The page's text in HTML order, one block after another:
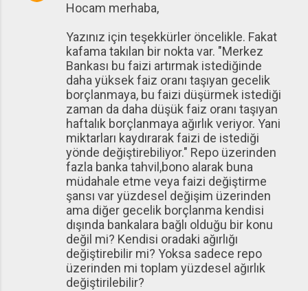
Hocam merhaba,
Yazınız için teşekkürler öncelikle. Fakat
kafama takılan bir nokta var. "Merkez
Bankası bu faizi artırmak istediğinde
daha yüksek faiz oranı taşıyan gecelik
borçlanmaya, bu faizi düşürmek istediği
zaman da daha düşük faiz oranı taşıyan
haftalık borçlanmaya ağırlık veriyor. Yani
miktarları kaydırarak faizi de istediği
yönde değiştirebiliyor." Repo üzerinden
fazla banka tahvil,bono alarak buna
müdahale etme veya faizi değiştirme
şansı var yüzdesel değişim üzerinden
ama diğer gecelik borçlanma kendisi
dışında bankalara bağlı olduğu bir konu
değil mi? Kendisi oradaki ağırlığı
değiştirebilir mi? Yoksa sadece repo
üzerinden mi toplam yüzdesel ağırlık
değiştirilebilir?